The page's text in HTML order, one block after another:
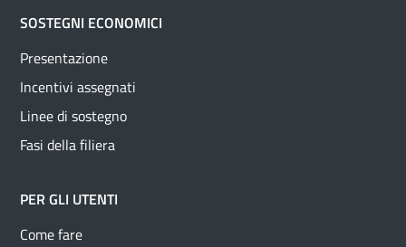
SOSTEGNI ECONOMICI
Presentazione
Incentivi assegnati
Linee di sostegno
Fasi della filiera
PER GLI UTENTI
Come fare